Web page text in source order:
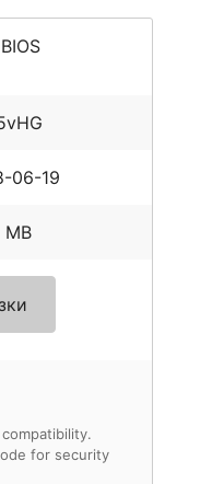
06-19
MB
for security